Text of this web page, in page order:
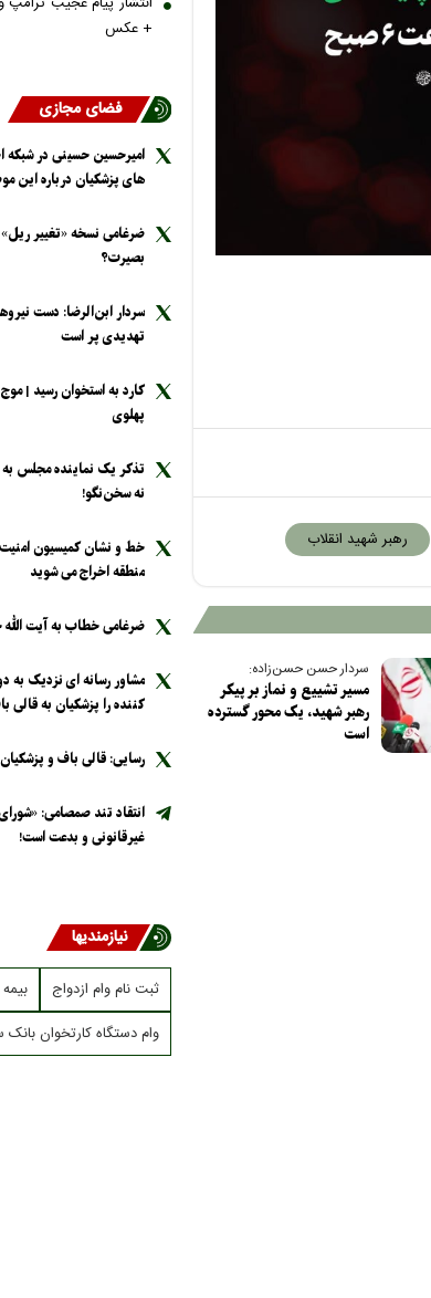
رهبر شهید انقلاب
سردار حسن حسن‌زاده:
مسیر تشییع و نماز بر پیکر
رهبر شهید، یک محور گسترده
است
+ عکس
فضای مجازی
امیرحسین حسینی در
های پزشکیان درباره
ضرغامی نسخه «تغییر
بصیرت؟
سردار ابن‌الرضا: دست
تهدیدی پر است
کارد به استخوان رسید |
پهلوی
تذکر یک نماینده مجلس
نه سخن‌نگو!
خط و نشان کمیسیون امنیت
منطقه اخراج می شوید
ضرغامی خطاب به آیت
مشاور رسانه ای نزدیک به
کننده را پزشکیان به قالی
رسایی: قالی باف و
انتقاد تند صمصامی:
غیرقانونی و بدعت است!
نیازمندیها
ثبت نام وام ازدواج
وام دستگاه کارتخوان بانک